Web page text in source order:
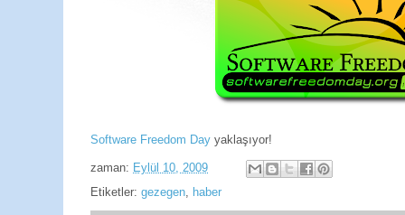
Software Freedom Day yaklaşıyor!
zaman: Eylül 10, 2009
Etiketler: gezegen, haber